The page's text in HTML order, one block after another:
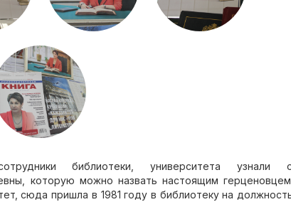
библиотеки, университета узнали
которую можно назвать настоящим
сюда пришла в 1981 году в библиотеку на